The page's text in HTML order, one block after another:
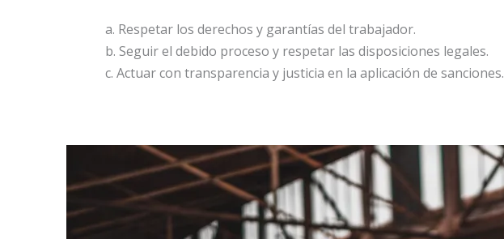
a. Respetar los derechos y garantías del trabajador.
b. Seguir el debido proceso y respetar las disposiciones legales.
c. Actuar con transparencia y justicia en la aplicación de sanciones.